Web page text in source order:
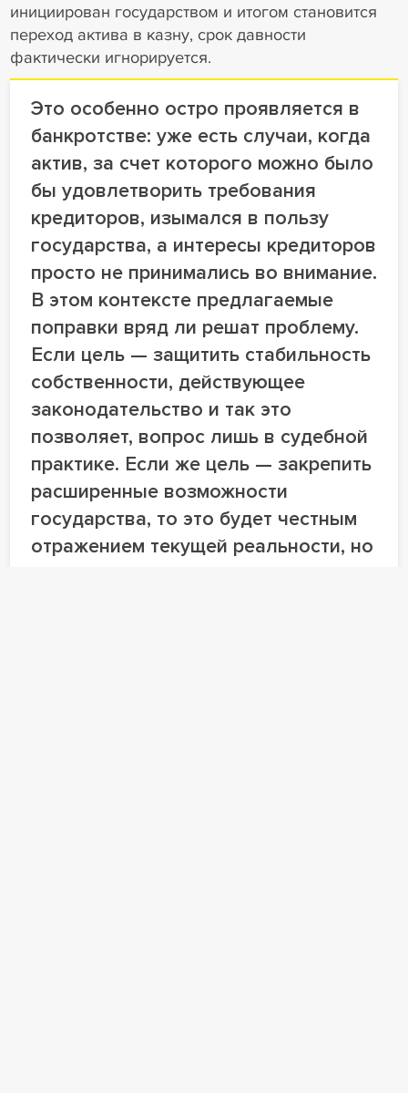
инициирован государством и итогом становится
переход актива в казну, срок давности
фактически игнорируется.
Это особенно остро проявляется в
банкротстве: уже есть случаи, когда
актив, за счет которого можно было
бы удовлетворить требования
кредиторов, изымался в пользу
государства, а интересы кредиторов
просто не принимались во внимание.
В этом контексте предлагаемые
поправки вряд ли решат проблему.
Если цель — защитить стабильность
собственности, действующее
законодательство и так это
позволяет, вопрос лишь в судебной
практике. Если же цель — закрепить
расширенные возможности
государства, то это будет честным
отражением текущей реальности, но